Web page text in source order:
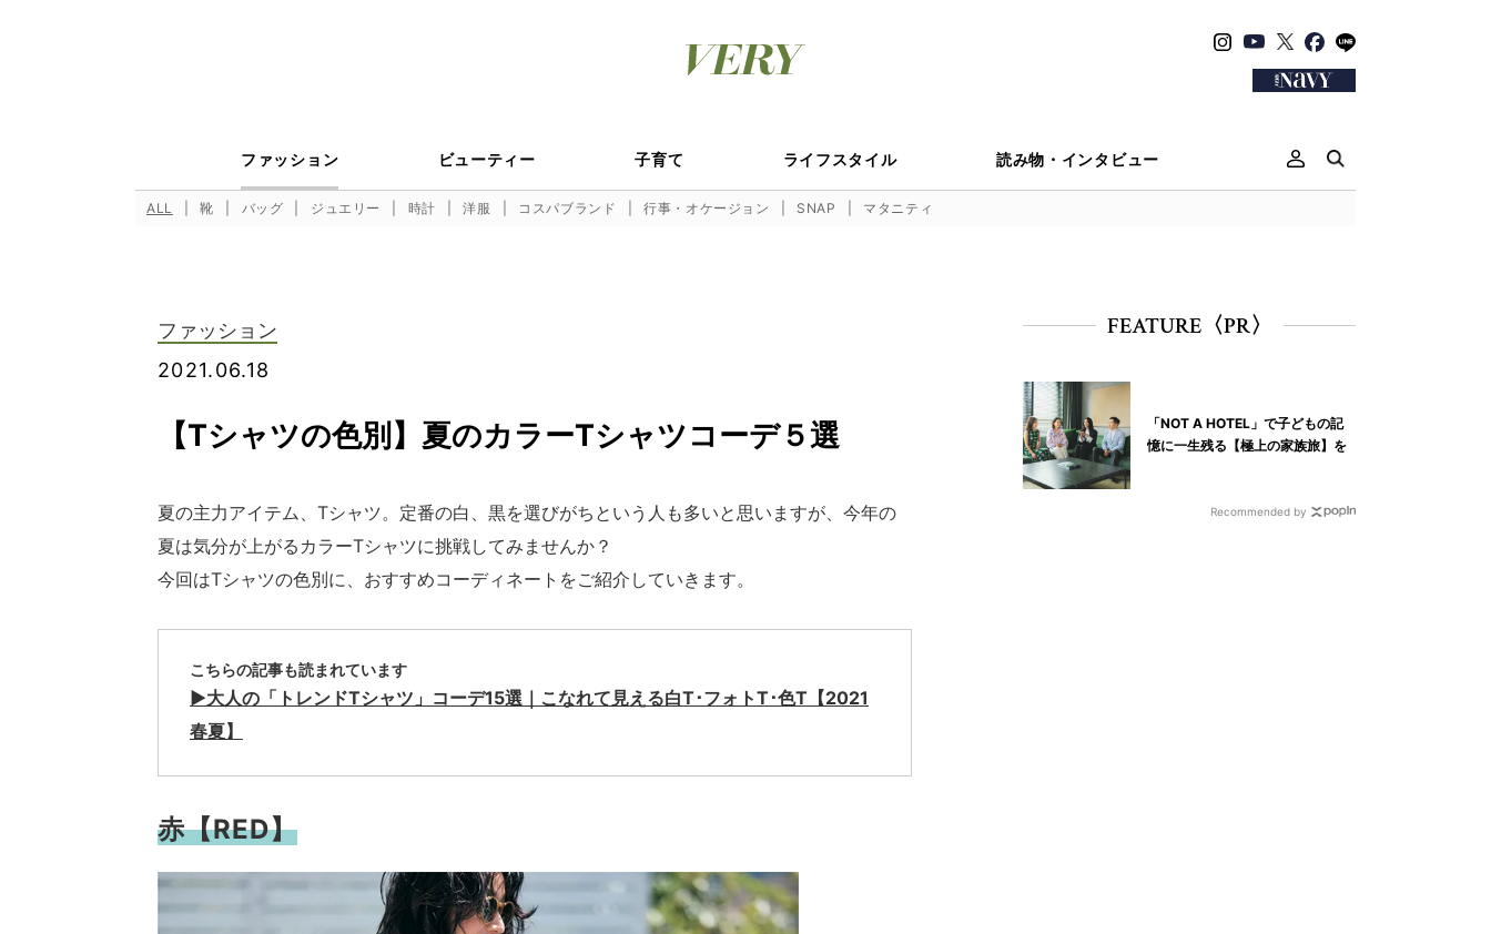
ファッション ビューティー 子育て ライフスタイル 読み物・インタビュー
ALL 靴 バッグ ジュエリー 時計 洋服 コスパブランド 行事・オケージョン SNAP マタニティ
ファッション
2021.06.18
【Tシャツの色別】夏のカラーTシャツコーデ５選
夏の主力アイテム、Tシャツ。定番の白、黒を選びがちという人も多いと思いますが、今年の
夏は気分が上がるカラーTシャツに挑戦してみませんか？
今回はTシャツの色別に、おすすめコーディネートをご紹介していきます。
こちらの記事も読まれています
▶︎大人の「トレンドTシャツ」コーデ15選｜こなれて見える白T･フォトT･色T【2021
春夏】
赤【RED】
FEATURE〈PR〉
「NOT A HOTEL」で子どもの記
憶に一生残る【極上の家族旅】を
Recommended by